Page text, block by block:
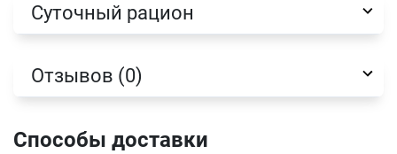
Суточный рацион
Отзывов (0)
Способы доставки
Продолжить покупки
E-mail